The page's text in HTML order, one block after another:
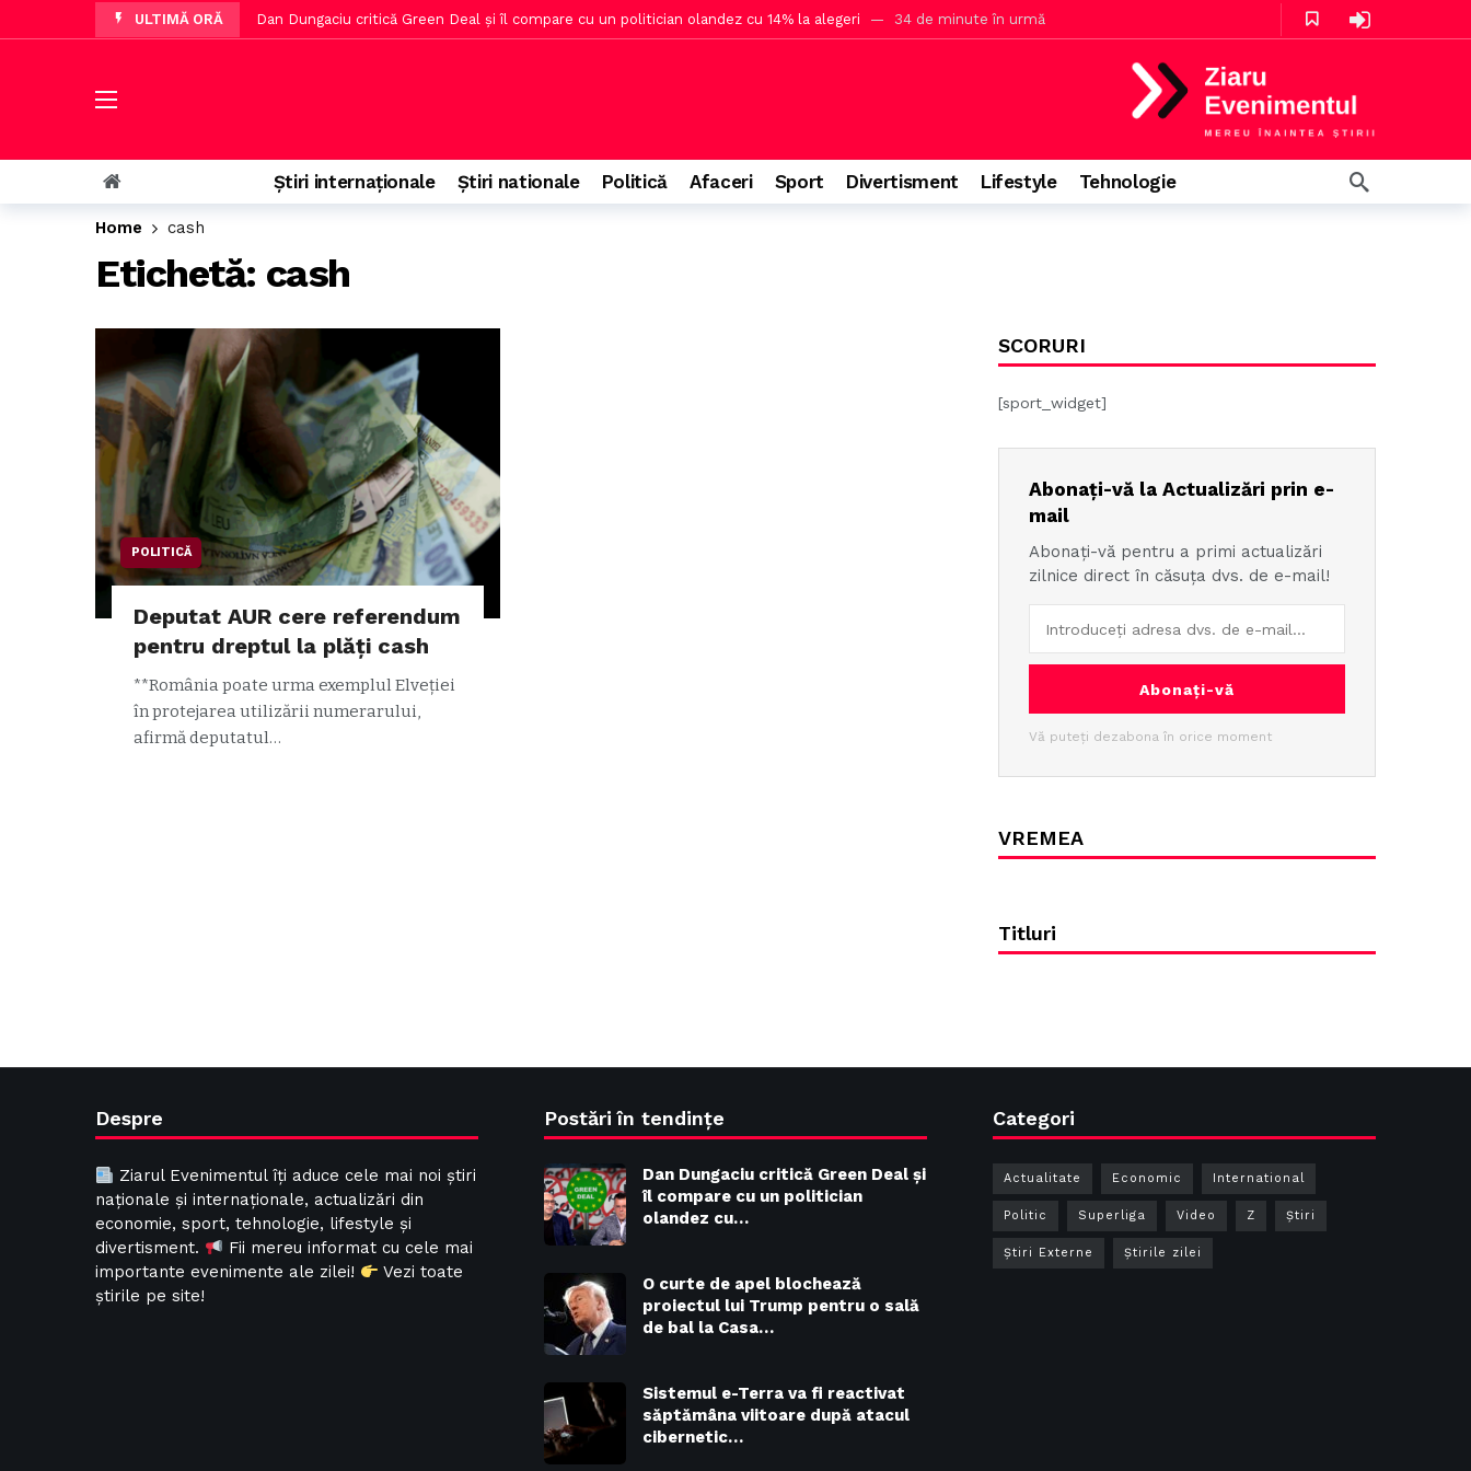
ULTIMĂ ORĂ Dan Dungaciu critică Green Deal și îl compare cu un politician olandez cu 14% la alegeri 34 de minute în urmă
Aproape 9.000 de români au răspuns la întrebarea Gândul 3 ore în urmă
Dan Dungaciu avertizează asupra crizei energetice în condiții de criză geopolitică 4 ore în urmă
PSD acuză pe Ilie Bolojan de declarații neadevărate privind Legea Integrității
Trump recunoaște probleme cu stocurile unor muniții ale armatei americane
Știri internaționale Știri nationale Politică Afaceri Sport Divertisment Lifestyle Tehnologie
Home cash
Etichetă: cash
POLITICĂ
Deputat AUR cere referendum
pentru dreptul la plăți cash
**România poate urma exemplul Elveției
în protejarea utilizării numerarului,
afirmă deputatul…
SCORURI
[sport_widget]
Abonați-vă la Actualizări prin e-
mail
Abonați-vă pentru a primi actualizări
zilnice direct în căsuța dvs. de e-mail!
Abonați-vă
Vă puteți dezabona în orice moment
VREMEA
Titluri
Despre
Ziarul Evenimentul îți aduce cele mai noi știri
naționale și internaționale, actualizări din
economie, sport, tehnologie, lifestyle și
divertisment.
Fii mereu informat cu cele mai
importante evenimente ale zilei!
Vezi toate
știrile pe site!
Postări în tendințe
Dan Dungaciu critică Green Deal și
îl compare cu un politician
olandez cu…
O curte de apel blochează
proiectul lui Trump pentru o sală
de bal la Casa…
Sistemul e-Terra va fi reactivat
săptămâna viitoare după atacul
cibernetic…
Categori
Actualitate Economic International
Politic Superliga Video Z Ştiri
Știri Externe Știrile zilei